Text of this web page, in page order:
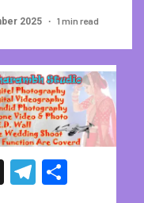
2025 1 min read
X Telegram